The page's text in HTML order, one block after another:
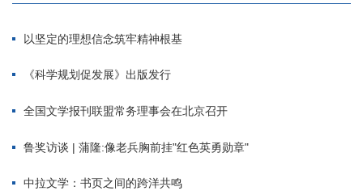
以坚定的理想信念筑牢精神根基
《科学规划促发展》出版发行
全国文学报刊联盟常务理事会在北京召开
鲁奖访谈 | 蒲隆:像老兵胸前挂"红色英勇勋章"
中拉文学：书页之间的跨洋共鸣